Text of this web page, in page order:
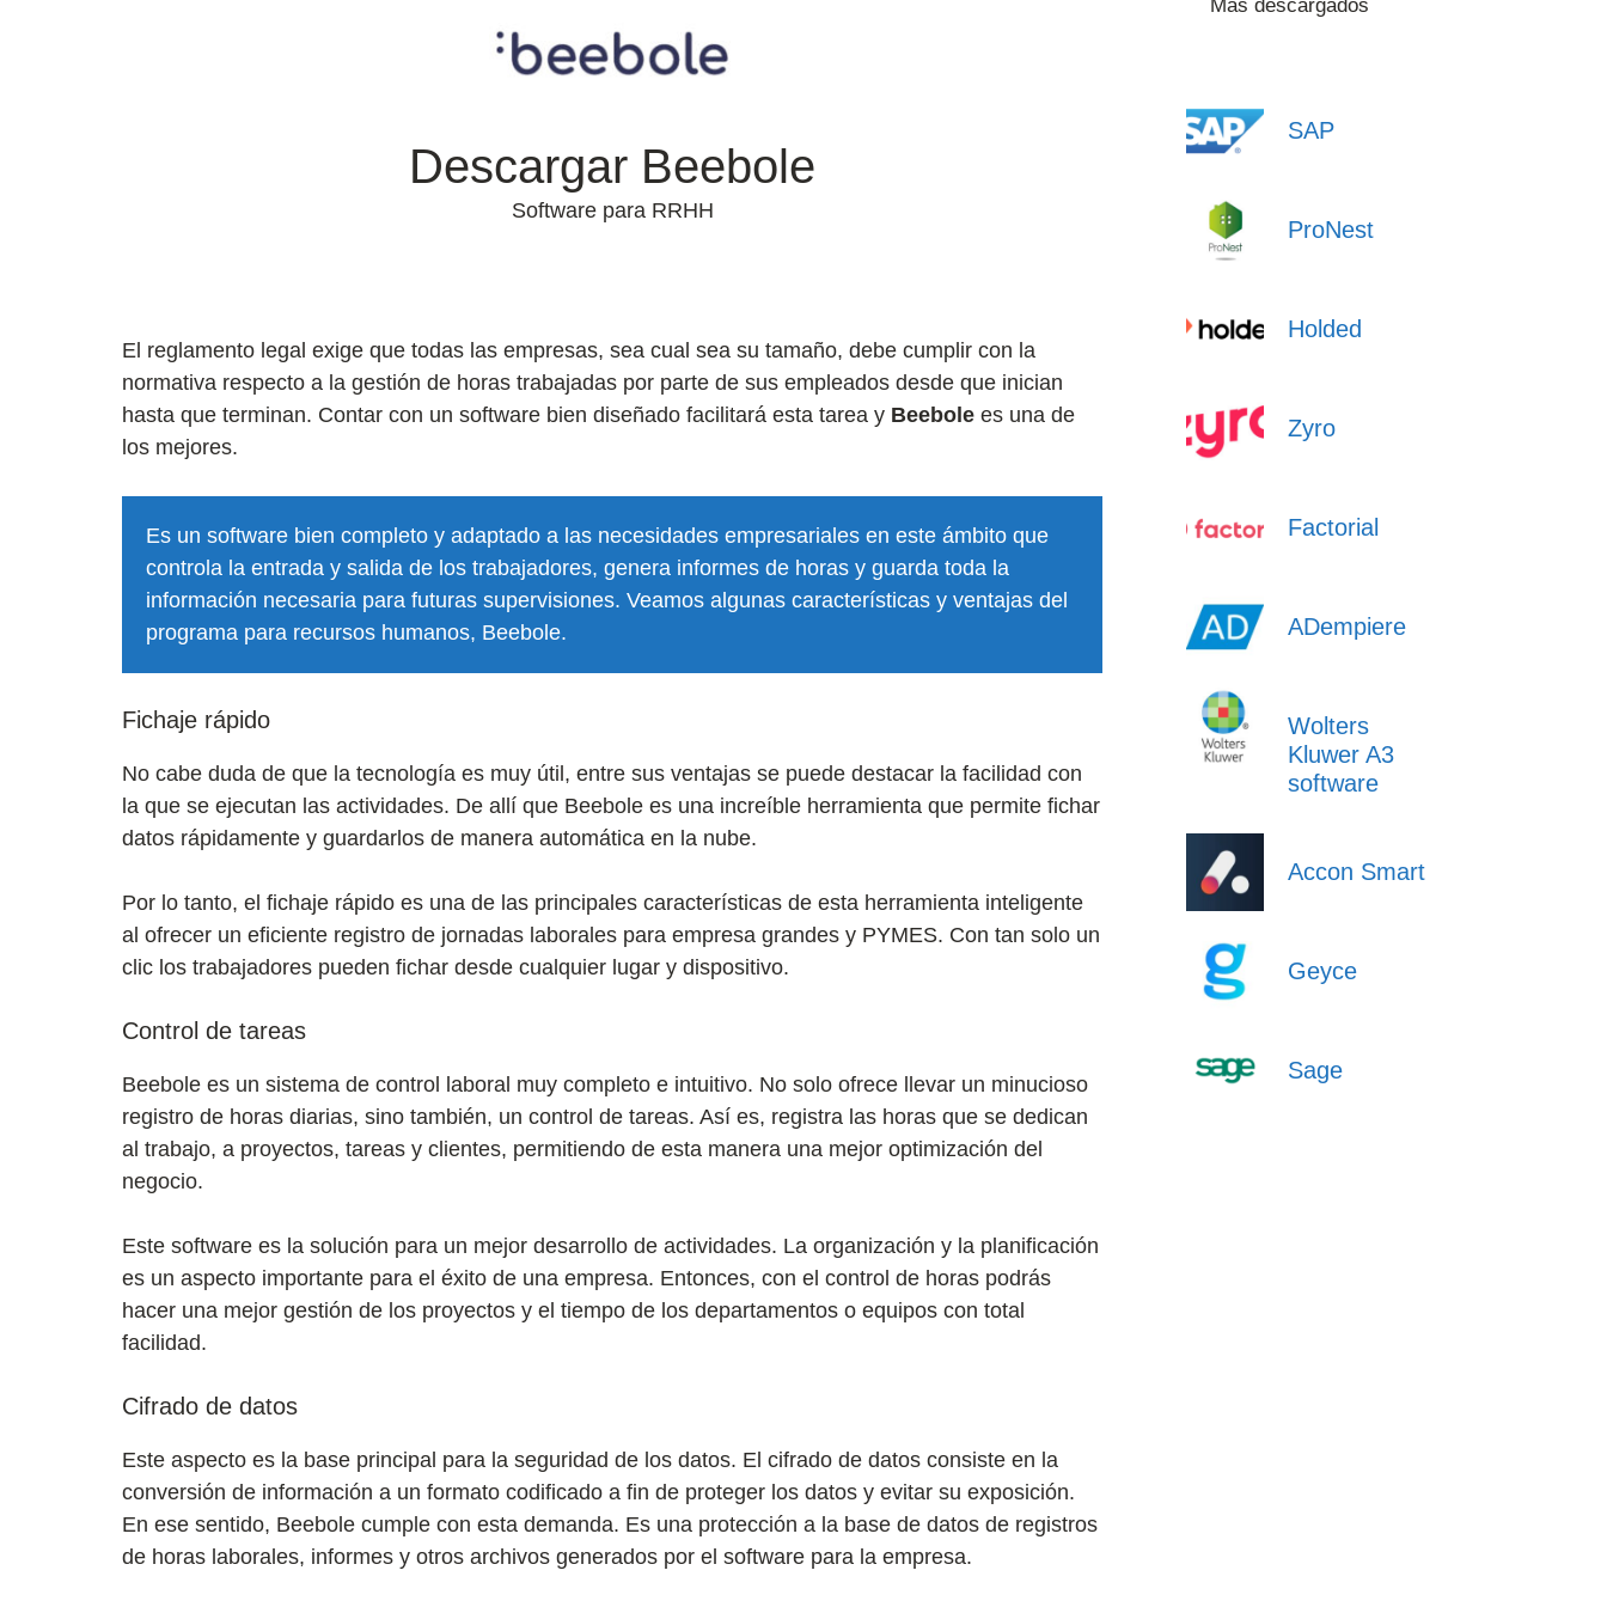
Descargar Beebole
Software para RRHH
El reglamento legal exige que todas las empresas, sea cual sea su tamaño, debe cumplir con la
normativa respecto a la gestión de horas trabajadas por parte de sus empleados desde que inician
hasta que terminan. Contar con un software bien diseñado facilitará esta tarea y Beebole es una de
los mejores.
Es un software bien completo y adaptado a las necesidades empresariales en este ámbito que
controla la entrada y salida de los trabajadores, genera informes de horas y guarda toda la
información necesaria para futuras supervisiones. Veamos algunas características y ventajas del
programa para recursos humanos, Beebole.
Fichaje rápido
No cabe duda de que la tecnología es muy útil, entre sus ventajas se puede destacar la facilidad con
la que se ejecutan las actividades. De allí que Beebole es una increíble herramienta que permite fichar
datos rápidamente y guardarlos de manera automática en la nube.
Por lo tanto, el fichaje rápido es una de las principales características de esta herramienta inteligente
al ofrecer un eficiente registro de jornadas laborales para empresa grandes y PYMES. Con tan solo un
clic los trabajadores pueden fichar desde cualquier lugar y dispositivo.
Control de tareas
Beebole es un sistema de control laboral muy completo e intuitivo. No solo ofrece llevar un minucioso
registro de horas diarias, sino también, un control de tareas. Así es, registra las horas que se dedican
al trabajo, a proyectos, tareas y clientes, permitiendo de esta manera una mejor optimización del
negocio.
Este software es la solución para un mejor desarrollo de actividades. La organización y la planificación
es un aspecto importante para el éxito de una empresa. Entonces, con el control de horas podrás
hacer una mejor gestión de los proyectos y el tiempo de los departamentos o equipos con total
facilidad.
Cifrado de datos
Este aspecto es la base principal para la seguridad de los datos. El cifrado de datos consiste en la
conversión de información a un formato codificado a fin de proteger los datos y evitar su exposición.
En ese sentido, Beebole cumple con esta demanda. Es una protección a la base de datos de registros
de horas laborales, informes y otros archivos generados por el software para la empresa.
Más descargados
SAP
ProNest
Holded
Zyro
Factorial
ADempiere
Wolters
Kluwer A3
software
Accon Smart
Geyce
Sage